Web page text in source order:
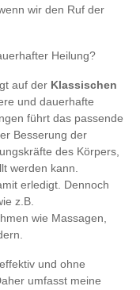
wir den Ruf der
Heilung?
auf der Klassischen
und dauerhafte
führt das passende
Besserung der
des Körpers,
werden kann.
erledigt. Dennoch
z.B.
wie Massagen,
und ohne
umfasst meine